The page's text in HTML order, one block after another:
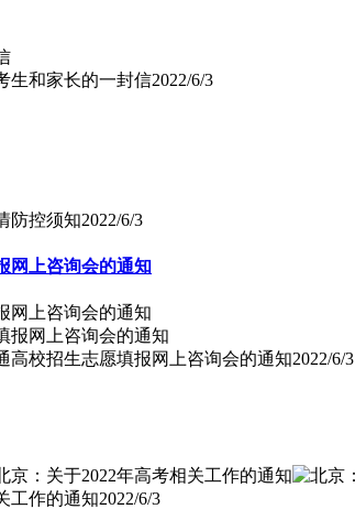
生和家长的一封信2022/6/3
防控须知2022/6/3
网上咨询会的通知
网上咨询会的通知
高校招生志愿填报网上咨询会的通知2022/6/3
工作的通知2022/6/3